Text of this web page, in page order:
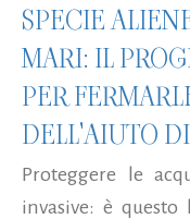
SPECIE
MARI: IL
PER
DELL'AIUTO
Proteggere le
invasive: è